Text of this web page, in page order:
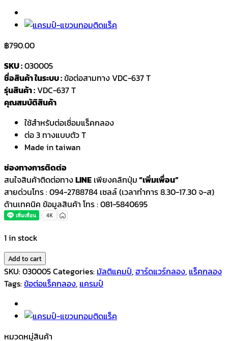
฿790.00
SKU :030005
ชื่อสินค้า ในระบบ :ข้อต่อสามทาง VDC-637 T
รุ่นสินค้า :VDC-637 T
คุณสมบัติสินค้า
ใช้สำหรับต่อเชื่อมแร็คกลอง
ต่อ 3 ทางแบบตัว T
Made in taiwan
ช่องทางการติดต่อ
สนใจสินค้าติดต่อทางLINE เพียงคลิกปุ่ม“เพิ่มเพื่อน”
สายด่วนโทร : 094-2788784 เซลล์ (เวลาทำการ 8.30-17.30 จ-ส)
ด้านเทคนิค ข้อมูลสินค้า โทร : 081-5840695
1 in stock
Add to cart
SKU:030005Categories: มัลติแคมป์,ฮาร์ดแวร์กลอง, แร็คกลอง
Tags:ข้อต่อแร็คกลอง, แครมป์
หมวดหมู่สินค้า